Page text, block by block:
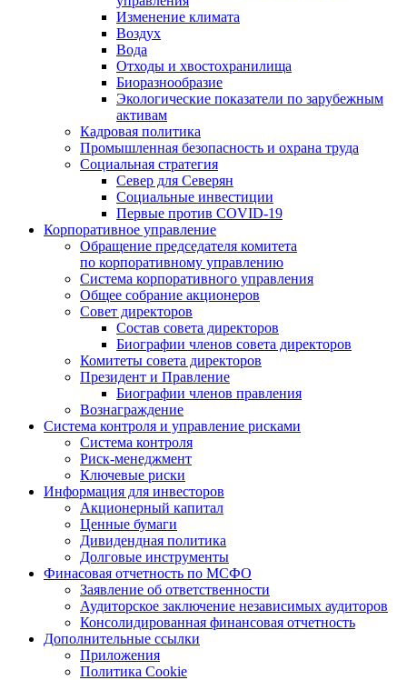
Изменение климата
Воздух
Вода
Отходы и хвостохранилища
Биоразнообразие
Экологические показатели по зарубежным
активам
Кадровая политика
Промышленная безопасность и охрана труда
Социальная стратегия
Север для Северян
Социальные инвестиции
Первые против COVID‑19
Корпоративное управление
Обращение председателя комитета
по корпоративному управлению
Система корпоративного управления
Общее собрание акционеров
Совет директоров
Состав совета директоров
Биографии членов совета директоров
Комитеты совета директоров
Президент и Правление
Биографии членов правления
Вознаграждение
Система контроля и управление рисками
Система контроля
Риск-менеджмент
Ключевые риски
Информация для инвесторов
Акционерный капитал
Ценные бумаги
Дивидендная политика
Долговые инструменты
Финасовая отчетность по МСФО
Заявление об ответственности
Аудиторское заключение независимых аудиторов
Консолидированная финансовая отчетность
Дополнительные ссылки
Приложения
Политика Cookie